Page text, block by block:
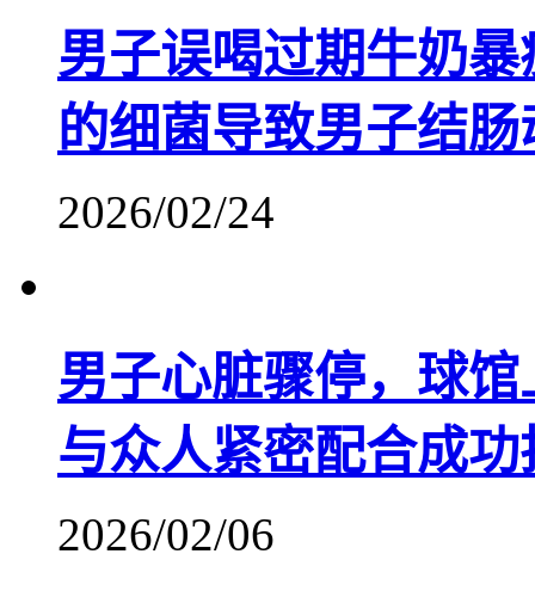
男子误喝过期牛奶
的细菌导致男子结
2026/02/24
男子心脏骤停，球
与众人紧密配合成
2026/02/06